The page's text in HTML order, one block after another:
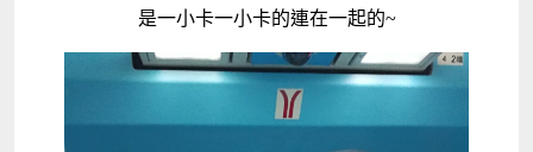
是一小卡一小卡的連在一起的~